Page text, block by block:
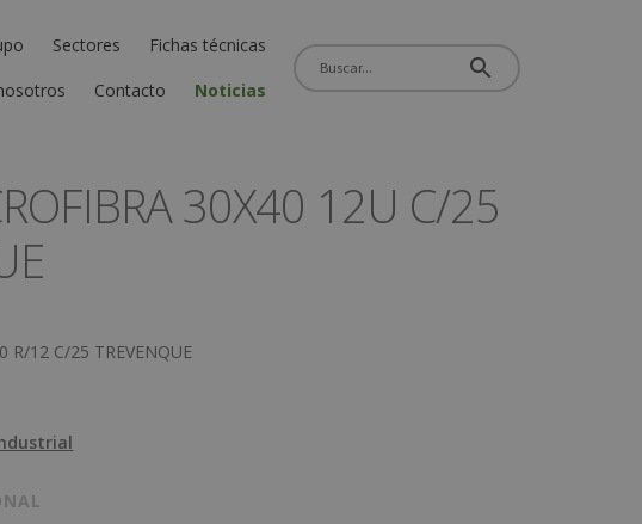
Sectores
Fichas técnicas
Contacto Noticias
30X40 12U C/25
R/12 C/25 TREVENQUE